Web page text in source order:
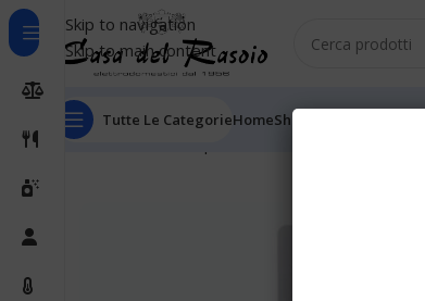
Skip to navigation
Skip to main content
Tutte Le CategorieHomeShop
Home